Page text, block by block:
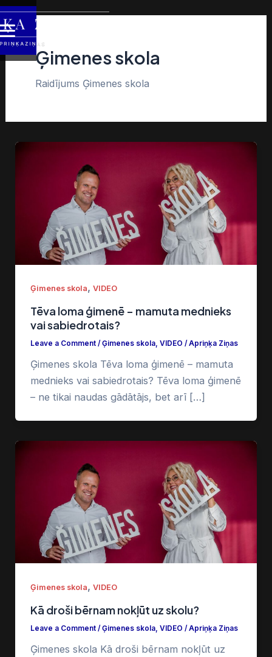
Skip
to
content
Ģimenes skola
Raidījums Ģimenes skola
Ģimenes skola, VIDEO
Tēva loma ģimenē – mamuta mednieks
vai sabiedrotais?
Leave a Comment / Ģimenes skola, VIDEO / Apriņķa Ziņas
Ģimenes skola Tēva loma ģimenē – mamuta
mednieks vai sabiedrotais? Tēva loma ģimenē
– ne tikai naudas gādātājs, bet arī […]
Ģimenes skola, VIDEO
Kā droši bērnam nokļūt uz skolu?
Leave a Comment / Ģimenes skola, VIDEO / Apriņķa Ziņas
Ģimenes skola Kā droši bērnam nokļūt uz